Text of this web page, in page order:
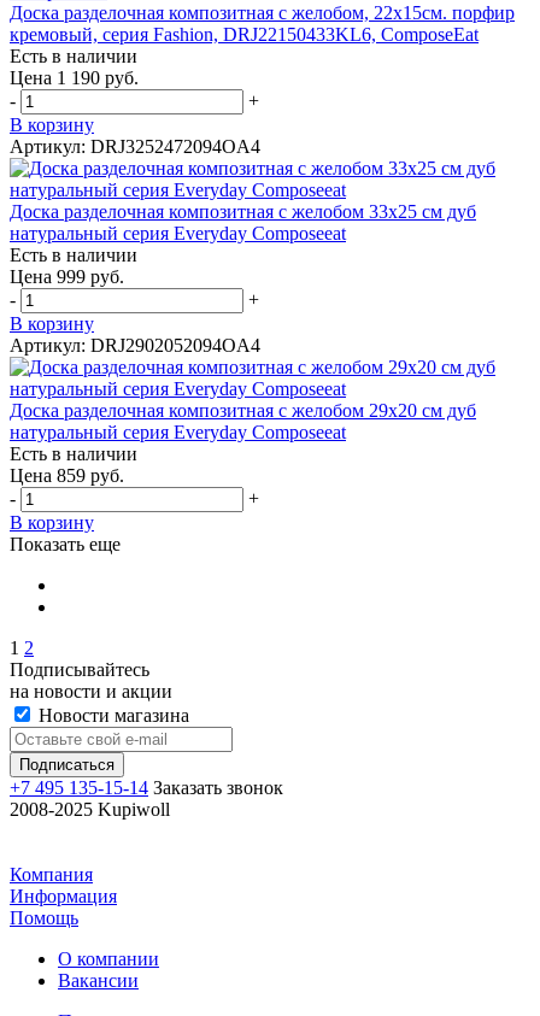
Доска разделочная композитная с желобом, 22х15см. порфир
кремовый, серия Fashion, DRJ22150433KL6, ComposeEat
Есть в наличии
Цена 1 190 руб.
-
+
В корзину
Артикул: DRJ3252472094OA4
Доска разделочная композитная с желобом 33х25 см дуб
натуральный серия Everyday Composeeat
Есть в наличии
Цена 999 руб.
-
+
В корзину
Артикул: DRJ2902052094OA4
Доска разделочная композитная с желобом 29х20 см дуб
натуральный серия Everyday Composeeat
Есть в наличии
Цена 859 руб.
-
+
В корзину
Показать еще
1 2
Подписывайтесь
на новости и акции
Новости магазина
+7 495 135-15-14 Заказать звонок
2008-2025 Kupiwoll
Компания
Информация
Помощь
О компании
Вакансии